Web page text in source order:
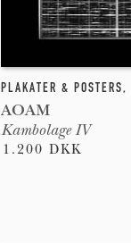
PLAKATER & POSTERS,
AOAM
Kambolage IV
1.200 DKK